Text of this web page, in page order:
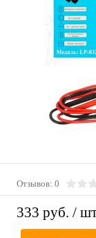
Отзывов: 0
333 руб. /